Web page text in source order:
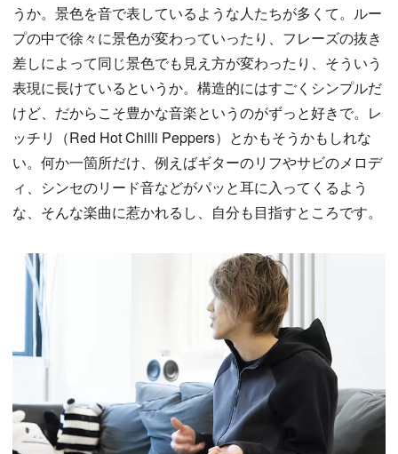
うか。景色を音で表しているような人たちが多くて。ルー
プの中で徐々に景色が変わっていったり、フレーズの抜き
差しによって同じ景色でも見え方が変わったり、そういう
表現に長けているというか。構造的にはすごくシンプルだ
けど、だからこそ豊かな音楽というのがずっと好きで。レ
ッチリ（Red Hot Chilli Peppers）とかもそうかもしれな
い。何か一箇所だけ、例えばギターのリフやサビのメロデ
ィ、シンセのリード音などがパッと耳に入ってくるよう
な、そんな楽曲に惹かれるし、自分も目指すところです。